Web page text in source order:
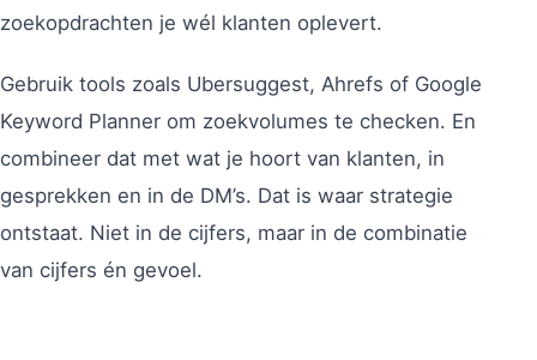
zoekopdrachten je wél klanten oplevert.
Gebruik tools zoals Ubersuggest, Ahrefs of Google
Keyword Planner om zoekvolumes te checken. En
combineer dat met wat je hoort van klanten, in
gesprekken en in de DM’s. Dat is waar strategie
ontstaat. Niet in de cijfers, maar in de combinatie
van cijfers én gevoel.